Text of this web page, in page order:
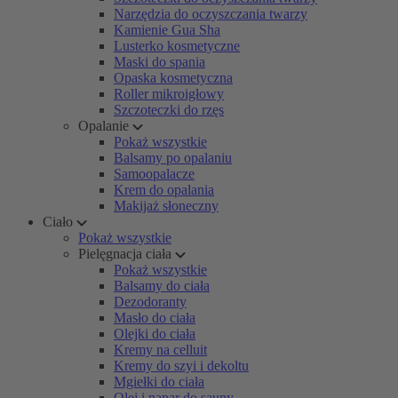
Narzędzia do oczyszczania twarzy
Kamienie Gua Sha
Lusterko kosmetyczne
Maski do spania
Opaska kosmetyczna
Roller mikroigłowy
Szczoteczki do rzęs
Opalanie
Pokaż wszystkie
Balsamy po opalaniu
Samoopalacze
Krem do opalania
Makijaż słoneczny
Ciało
Pokaż wszystkie
Pielęgnacja ciała
Pokaż wszystkie
Balsamy do ciała
Dezodoranty
Masło do ciała
Olejki do ciała
Kremy na celluit
Kremy do szyi i dekoltu
Mgiełki do ciała